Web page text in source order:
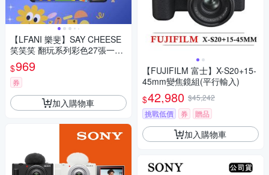
【LFANI 樂斐】SAY CHEESE
笑笑笑 翻玩系列彩色27張一次
性閃光即可拍相機
$969
券
加入購物車
【FUJIFILM 富士】X-S20+15-
45mm變焦鏡組(平行輸入)
$42,980 $45,242
挑戰低價
券 贈品
加入購物車